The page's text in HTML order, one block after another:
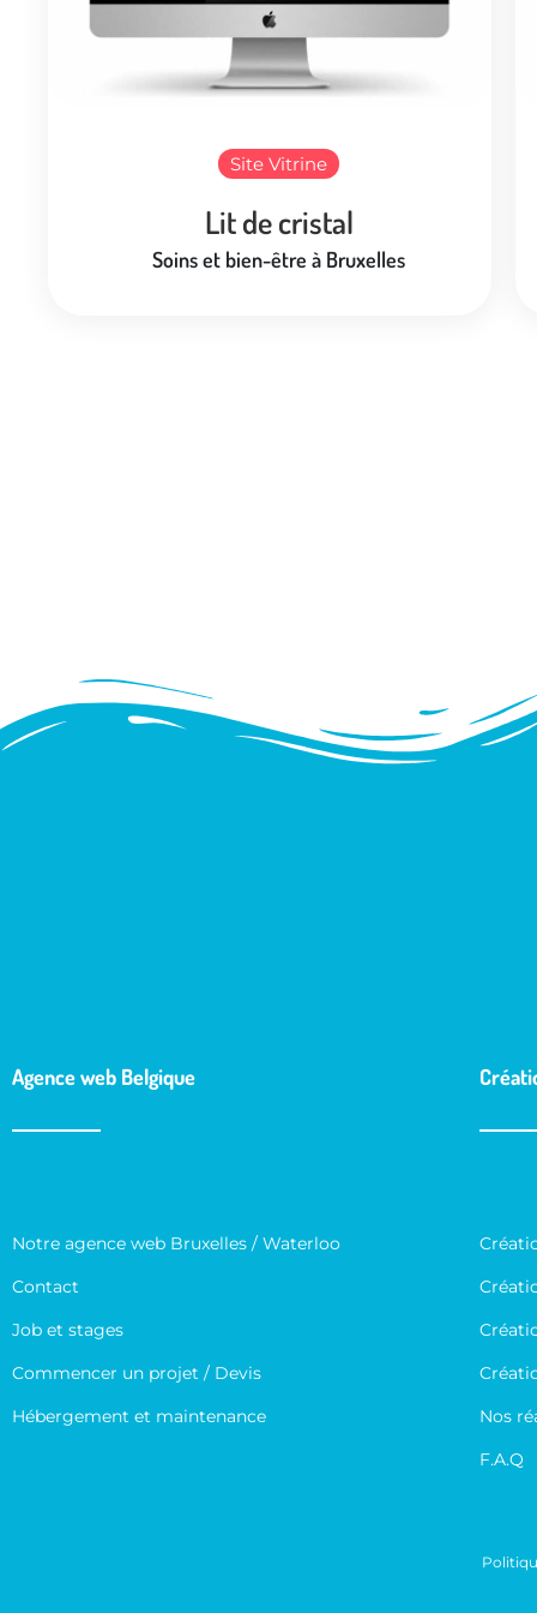
Site Vitrine
Lit de cristal
Soins et bien-être à Bruxelles
Agence web Belgique
Notre agence web Bruxelles / Waterloo
Contact
Job et stages
Commencer un projet / Devis
Hébergement et maintenance
Nos
F.A.Q